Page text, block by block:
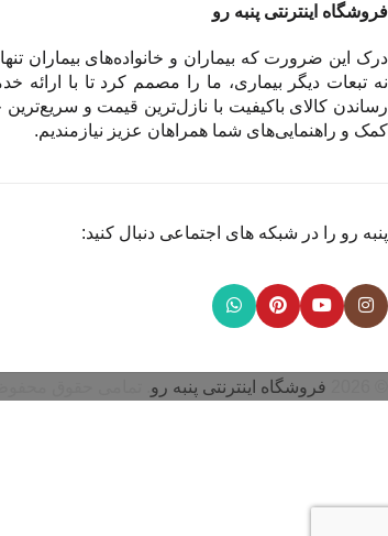
فروشگاه اینترنتی پنبه رو
درک این ضرورت که بیماران و خانواده‌های بیماران
نه تبعات دیگر بیماری، ما را مصمم کرد تا با
رساندن کالای باکیفیت با نازل‌ترین قیمت و
کمک و راهنمایی‌های شما همراهان عزیز نیازمندیم.
پنبه رو را در شبکه های اجتماعی دنبال کنید:
فروشگاه اینترنتی پنبه رو